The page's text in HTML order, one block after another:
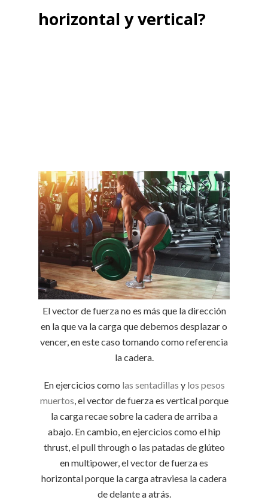
horizontal y vertical?
El vector de fuerza no es más que la dirección
en la que va la carga que debemos desplazar o
vencer, en este caso tomando como referencia
la cadera.
En ejercicios como las sentadillas y los pesos
muertos , el vector de fuerza es vertical porque
la carga recae sobre la cadera de arriba a
abajo. En cambio, en ejercicios como el hip
thrust, el pull through o las patadas de glúteo
en multipower, el vector de fuerza es
horizontal porque la carga atraviesa la cadera
de delante a atrás.